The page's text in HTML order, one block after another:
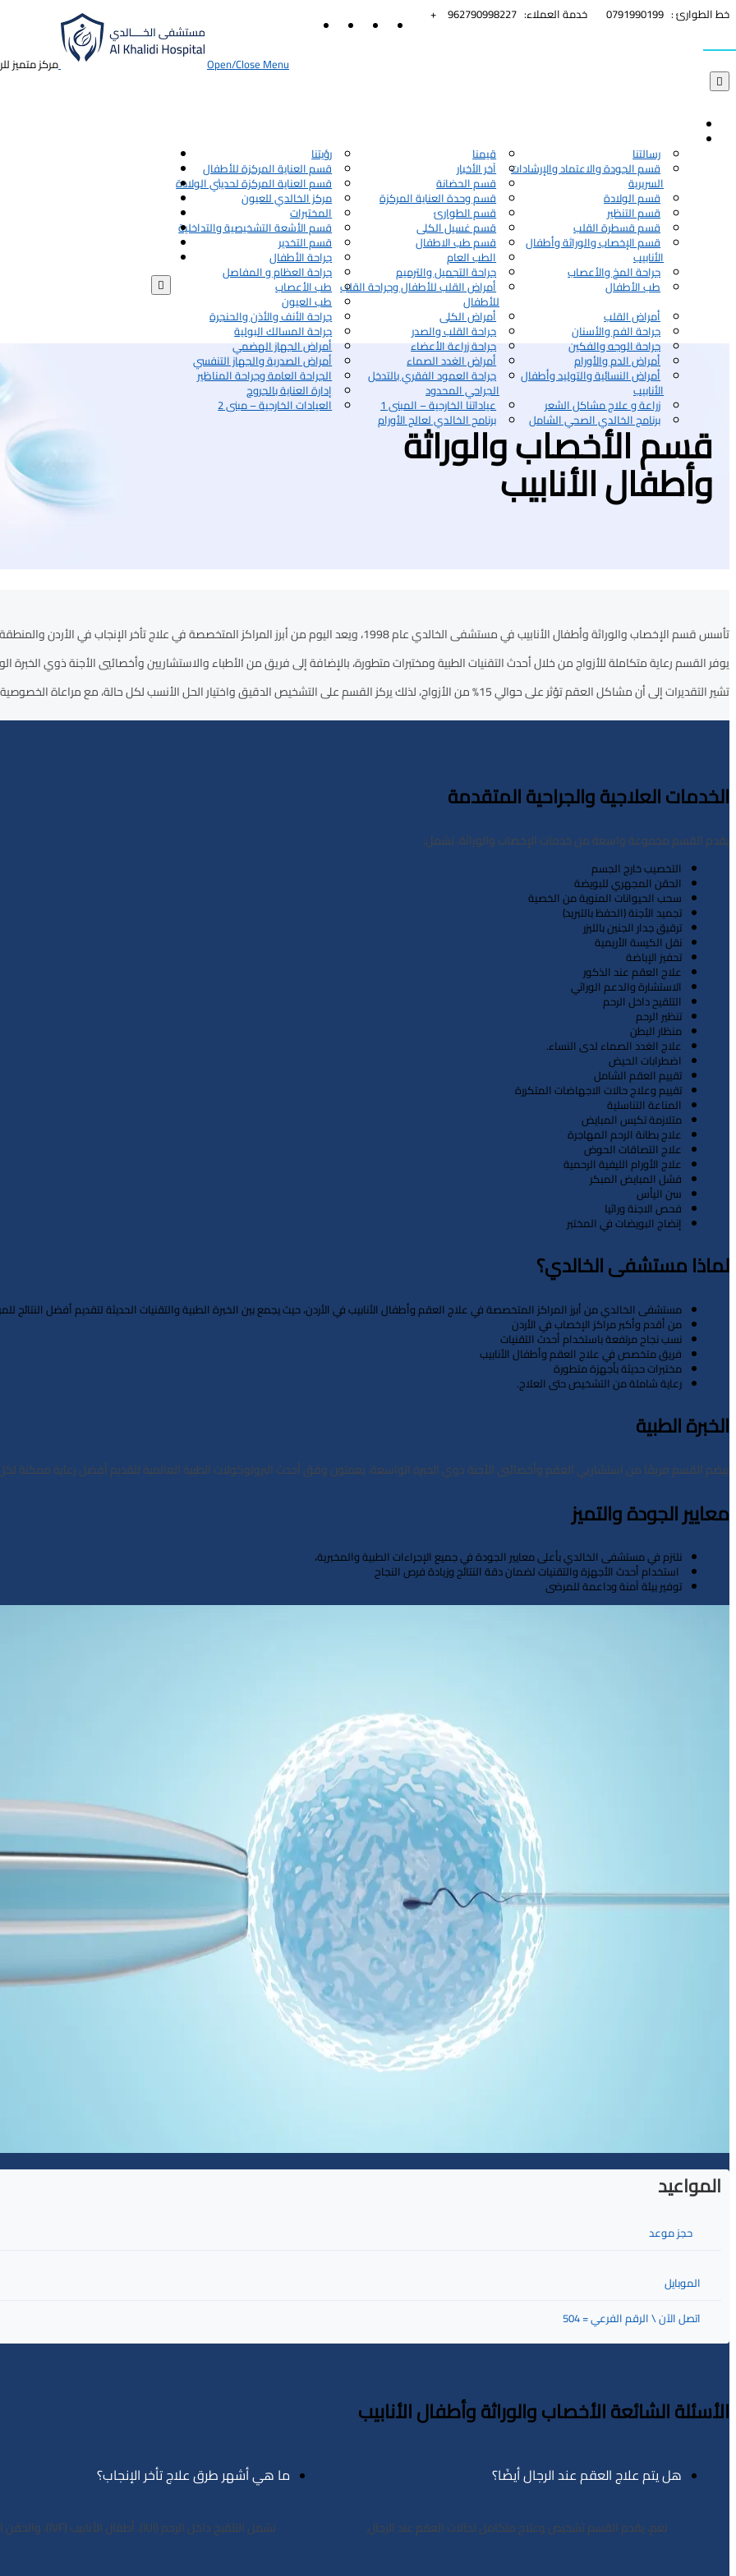
خط الطوارئ : 0791990199 خدمة العملاء: 962790998227+
Open/Close Menu
مركز متميز

رسالتنا قيمنا رؤيتنا
قسم الجودة والاعتماد والإرشادات
السريرية
آخر الأخبار قسم العناية المركزة للأطفال
قسم الحضانة قسم العناية المركزة لحديثي الولادة
قسم الولادة قسم وحدة العناية المركزة مركز الخالدي للعيون
قسم التنظير قسم الطوارئ المختبرات
قسم قسطرة القلب قسم غسيل الكلى قسم الأشعة التشخيصية والتداخلية
قسم الإخصاب والوراثة وأطفال
الأنابيب
قسم طب الاطفال قسم التخدير
الطب العام جراحة الأطفال
جراحة المخ والأعصاب جراحة التجميل والترميم جراحة العظام و المفاصل
طب الأطفال أمراض القلب للأطفال وجراحة القلب
للأطفال
طب الأعصاب
طب العيون
أمراض القلب أمراض الكلى جراحة الأنف والأذن والحنجرة
جراحة الفم والأسنان جراحة القلب والصدر جراحة المسالك البولية
جراحة الوجه والفكين جراحة زراعة الأعضاء أمراض الجهاز الهضمي
أمراض الدم والأورام أمراض الغدد الصماء أمراض الصدرية والجهاز التنفسي
أمراض النسائية والتوليد وأطفال
الأنابيب
جراحة العمود الفقري بالتدخل
الجراحي المحدود
الجراحة العامة وجراحة المناظير
إدارة العناية بالجروح
زراعة و علاج مشاكل الشعر عياداتنا الخارجية – المبنى 1 العيادات الخارجية – مبنى 2
برنامج الخالدي الصحي الشامل برنامج الخالدي لعالج الأورام

قسم الأخصاب والوراثة
وأطفال الأنابيب
تأسس قسم الإخصاب والوراثة وأطفال الأنابيب في مستشفى الخالدي عام 1998، ويعد اليوم من أبرز المراكز المتخصصة في علاج تأخر الإنجاب في الأردن والمنطقة، مع سجل مميز من نسب النجاح العالية.
يوفر القسم رعاية متكاملة للأزواج من خلال أحدث التقنيات الطبية ومختبرات متطورة، بالإضافة إلى فريق من الأطباء والاستشاريين وأخصائيي الأجنة ذوي
تشير التقديرات إلى أن مشاكل العقم تؤثر على حوالي 15% من الأزواج، لذلك يركز القسم على التشخيص الدقيق واختيار الحل الأنسب لكل حالة، مع مراعاة الخصوصية والدعم النفسي للمرضى.
الخدمات العلاجية والجراحية المتقدمة
يقدم القسم مجموعة واسعة من خدمات الإخصاب والوراثة، تشمل:
التخصيب خارج الجسم
الحقن المجهري للبويضة
سحب الحيوانات المنوية من الخصية
تجميد الأجنة (الحفظ بالتبريد)
ترقيق جدار الجنين بالليزر
نقل الكيسة الأريمية
تحفيز الإباضة
علاج العقم عند الذكور
الاستشارة والدعم الوراثي
التلقيح داخل الرحم
تنظير الرحم
منظار البطن
علاج الغدد الصماء لدى النساء.
اضطرابات الحيض
تقييم العقم الشامل
تقييم وعلاج حالات الاجهاضات المتكررة
المناعة التناسلية
متلازمة تكيس المبايض
علاج بطانة الرحم المهاجرة
علاج التصاقات الحوض
علاج الأورام الليفية الرحمية
فشل المبايض المبكر
سن اليأس
فحص الاجنة وراثيا
إنضاج البويضات في المختبر
لماذا مستشفى الخالدي؟
مستشفى الخالدي من أبرز المراكز المتخصصة في علاج العقم وأطفال الأنابيب في الأردن، حيث يجمع بين الخبرة الطبية والتقنيات الحديثة لتقديم أفضل النتائج
من أقدم وأكبر مراكز الإخصاب في الأردن
نسب نجاح مرتفعة باستخدام أحدث التقنيات
فريق متخصص في علاج العقم وأطفال الأنابيب
مختبرات حديثة بأجهزة متطورة
رعاية شاملة من التشخيص حتى العلاج.
الخبرة الطبية
ييضم القسم فريقًا من استشاريي العقم وأخصائيي الأجنة ذوي الخبرة الواسعة، يعملون وفق أحدث البروتوكولات الطبية العالمية لتقديم أفضل رعاية ممكنة
معايير الجودة والتميز
نلتزم في مستشفى الخالدي بأعلى معايير الجودة في جميع الإجراءات الطبية والمخبرية،
استخدام أحدث الأجهزة والتقنيات لضمان دقة النتائج وزيادة فرص النجاح
توفير بيئة آمنة وداعمة للمرضى
المواعيد
حجز موعد
الموبايل
اتصل الآن \ الرقم الفرعي = 504
الأسئلة الشائعة الأخصاب والوراثة وأطفال الأنابيب
هل يتم علاج العقم عند الرجال أيضًا؟
نعم، يقدم القسم تشخيص وعلاج متكامل لحالات العقم عند الرجال.
ما هي أشهر طرق علاج تأخر الإنجاب؟
تشمل التلقيح داخل الرحم (IUI)، أطفال الأنابيب (IVF)، والحقن المجهري (ICSI) حسب الحالة.